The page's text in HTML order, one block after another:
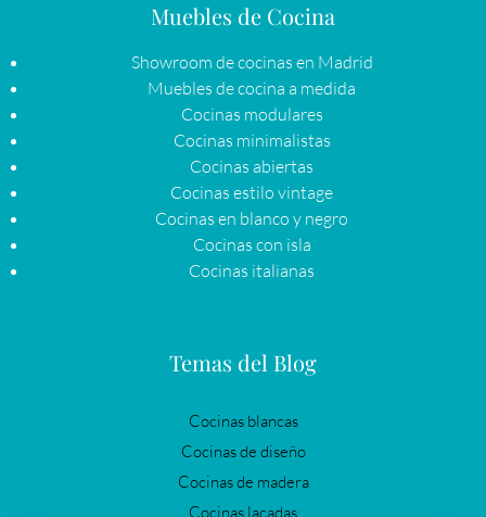
Muebles de Cocina
Showroom de cocinas en Madrid
Muebles de cocina a medida
Cocinas modulares
Cocinas minimalistas
Cocinas abiertas
Cocinas estilo vintage
Cocinas en blanco y negro
Cocinas con isla
Cocinas italianas
Temas del Blog
Cocinas blancas
Cocinas de diseño
Cocinas de madera
Cocinas lacadas